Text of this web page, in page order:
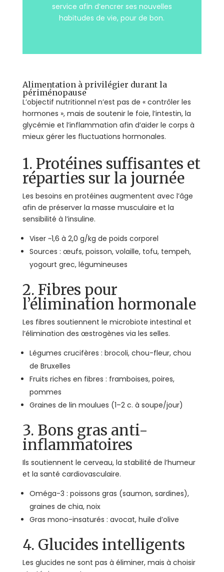
service afin d’encrer ses nouvelles
habitudes de vie, pour de bon.
Alimentation à privilégier durant la
périménopause
L’objectif nutritionnel n’est pas de « contrôler les
hormones », mais de soutenir le foie, l’intestin, la
glycémie et l’inflammation afin d’aider le corps à
mieux gérer les fluctuations hormonales.
1. Protéines suffisantes et
réparties sur la journée
Les besoins en protéines augmentent avec l’âge
afin de préserver la masse musculaire et la
sensibilité à l’insuline.
Viser ~1,6 à 2,0 g/kg de poids corporel
Sources : œufs, poisson, volaille, tofu, tempeh,
yogourt grec, légumineuses
2. Fibres pour
l’élimination hormonale
Les fibres soutiennent le microbiote intestinal et
l’élimination des œstrogènes via les selles.
Légumes crucifères : brocoli, chou-fleur, chou
de Bruxelles
Fruits riches en fibres : framboises, poires,
pommes
Graines de lin moulues (1–2 c. à soupe/jour)
3. Bons gras anti-
inflammatoires
Ils soutiennent le cerveau, la stabilité de l’humeur
et la santé cardiovasculaire.
Oméga-3 : poissons gras (saumon, sardines),
graines de chia, noix
Gras mono-insaturés : avocat, huile d’olive
4. Glucides intelligents
Les glucides ne sont pas à éliminer, mais à choisir